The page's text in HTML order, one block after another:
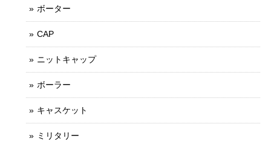
ボーター
CAP
ニットキャップ
ボーラー
キャスケット
ミリタリー